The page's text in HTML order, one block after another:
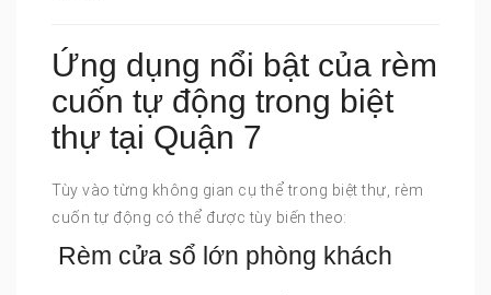
Ứng dụng nổi bật của rèm
cuốn tự động trong biệt
thự tại Quận 7
Tùy vào từng không gian cụ thể trong biệt thự, rèm
cuốn tự động có thể được tùy biến theo:
Rèm cửa sổ lớn phòng khách